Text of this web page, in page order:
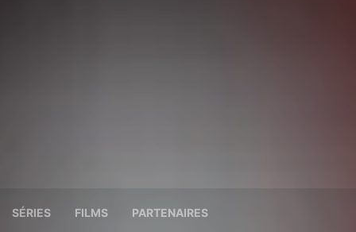
SÉRIES FILMS PARTENAIRES